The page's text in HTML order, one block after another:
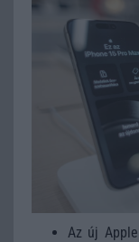
Az új